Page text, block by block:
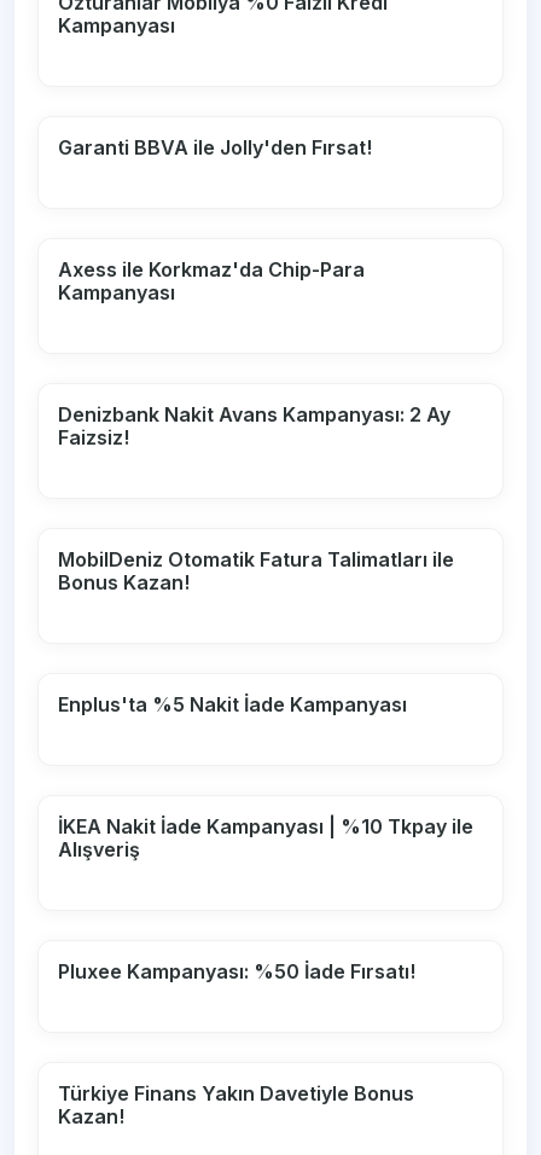
Kampanyası
Garanti BBVA ile Jolly'den Fırsat!
Axess ile Korkmaz'da Chip-Para
Kampanyası
Denizbank Nakit Avans Kampanyası: 2 Ay
Faizsiz!
MobilDeniz Otomatik Fatura Talimatları ile
Bonus Kazan!
Enplus'ta %5 Nakit İade Kampanyası
İKEA Nakit İade Kampanyası | %10 Tkpay ile
Alışveriş
Pluxee Kampanyası: %50 İade Fırsatı!
Türkiye Finans Yakın Davetiyle Bonus
Kazan!